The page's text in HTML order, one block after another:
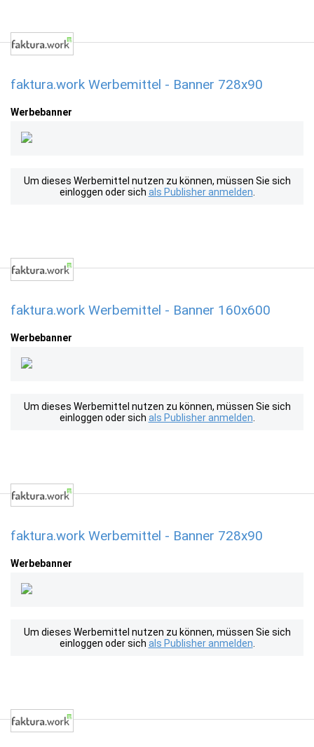
faktura.work Werbemittel - Banner 728x90
Werbebanner
Um dieses Werbemittel nutzen zu können, müssen Sie sich
einloggen oder sich als Publisher anmelden
faktura.work Werbemittel - Banner 160x600
Werbebanner
Um dieses Werbemittel nutzen zu können, müssen Sie sich
einloggen oder sich als Publisher anmelden
faktura.work Werbemittel - Banner 728x90
Werbebanner
Um dieses Werbemittel nutzen zu können, müssen Sie sich
einloggen oder sich als Publisher anmelden